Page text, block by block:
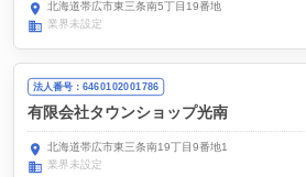
北海道帯広市東三条南5丁目19番地
業界未設定
法人番号：6460102001786
有限会社タウンショップ光南
北海道帯広市東三条南19丁目9番地1
業界未設定